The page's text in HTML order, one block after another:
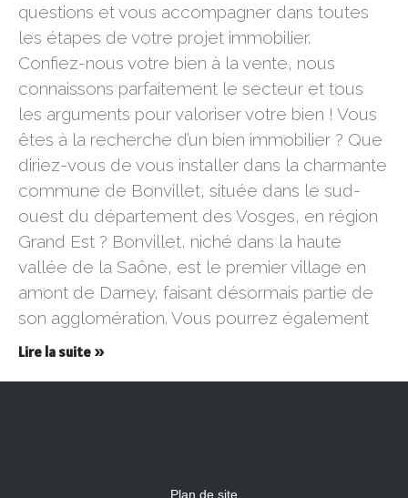
questions et vous accompagner dans toutes
les étapes de votre projet immobilier.
Confiez-nous votre bien à la vente, nous
connaissons parfaitement le secteur et tous
les arguments pour valoriser votre bien ! Vous
êtes à la recherche d’un bien immobilier ? Que
diriez-vous de vous installer dans la charmante
commune de Bonvillet, située dans le sud-
ouest du département des Vosges, en région
Grand Est ? Bonvillet, niché dans la haute
vallée de la Saône, est le premier village en
amont de Darney, faisant désormais partie de
son agglomération. Vous pourrez également
Lire la suite »
Plan de site